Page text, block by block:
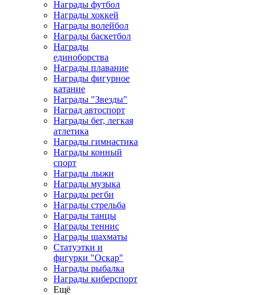
Награды футбол
Награды хоккей
Награды волейбол
Награды баскетбол
Награды
единоборства
Награды плавание
Награды фигурное
катание
Награды "Звезды"
Наград автоспорт
Награды бег, легкая
атлетика
Награды гимнастика
Награды конный
спорт
Награды лыжи
Награды музыка
Награды регби
Награды стрельба
Награды танцы
Награды теннис
Награды шахматы
Статуэтки и
фигурки "Оскар"
Награды рыбалка
Награды киберспорт
Ещё